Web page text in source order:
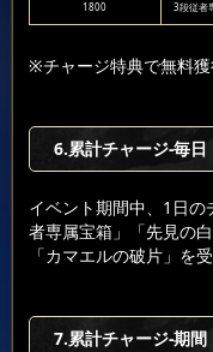
1800 3段従者
※チャージ特典で無料獲
6.累計チャージ-毎日
イベント期間中、1日
者専属宝箱」「先見の
「カマエルの破片」を
7.累計チャージ-期間